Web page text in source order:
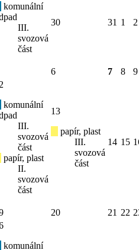
komunální
III.
svozová
část
30 31 1 2
6 7 8 9
komunální
III.
svozová
část
papír, plast
II.
svozová
část
13
papír, plast
III.
svozová
část
14 15
20 21 22
komunální